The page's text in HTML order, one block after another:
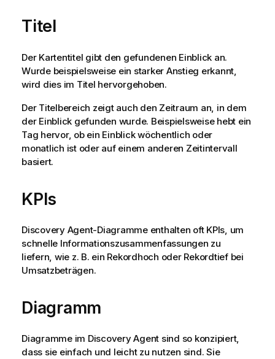
Titel
Der Kartentitel gibt den gefundenen Einblick an.
Wurde beispielsweise ein starker Anstieg erkannt,
wird dies im Titel hervorgehoben.
Der Titelbereich zeigt auch den Zeitraum an, in dem
der Einblick gefunden wurde. Beispielsweise hebt ein
Tag hervor, ob ein Einblick wöchentlich oder
monatlich ist oder auf einem anderen Zeitintervall
basiert.
KPIs
Discovery Agent-Diagramme enthalten oft KPIs, um
schnelle Informationszusammenfassungen zu
liefern, wie z. B. ein Rekordhoch oder Rekordtief bei
Umsatzbeträgen.
Diagramm
Diagramme im Discovery Agent sind so konzipiert,
dass sie einfach und leicht zu nutzen sind. Sie